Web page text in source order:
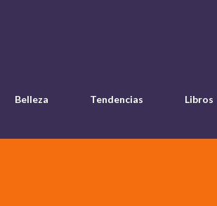
Belleza Tendencias Libros